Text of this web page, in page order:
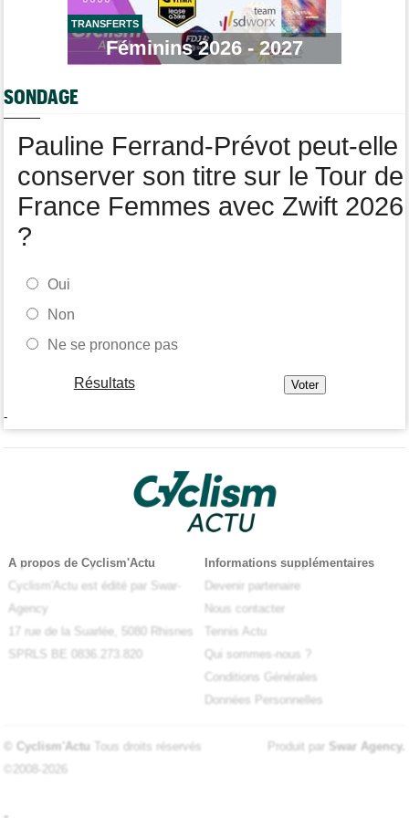
Gesink : "Quand je suis passé pro, le dopage était monnaie
courante"
TRANSFERTS
Féminins 2026 - 2027
SONDAGE
Pauline Ferrand-Prévot peut-elle
conserver son titre sur le Tour de
France Femmes avec Zwift 2026
?
Oui
Non
Ne se prononce pas
Résultats
-
A propos de Cyclism'Actu
Cyclism'Actu est édité par Swar-
Agency
17 rue de la Suarlée, 5080 Rhisnes
SPRLS BE 0836.273.820
Informations supplémentaires
Devenir partenaire
Nous contacter
Tennis Actu
Qui sommes-nous ?
Conditions Générales
Données Personnelles
© Cyclism'Actu Tous droits réservés
©2008-2026
Produit par Swar Agency.